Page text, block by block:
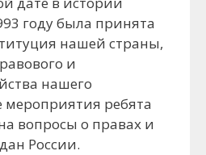
году была принята
нашей страны,
и
нашего
мероприятия ребята
вопросы о правах и
России.